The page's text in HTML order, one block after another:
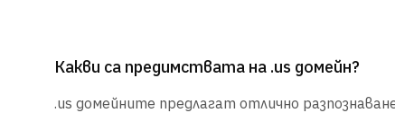
Какви са предимствата на .us домейн?
.us домейните предлагат отлично